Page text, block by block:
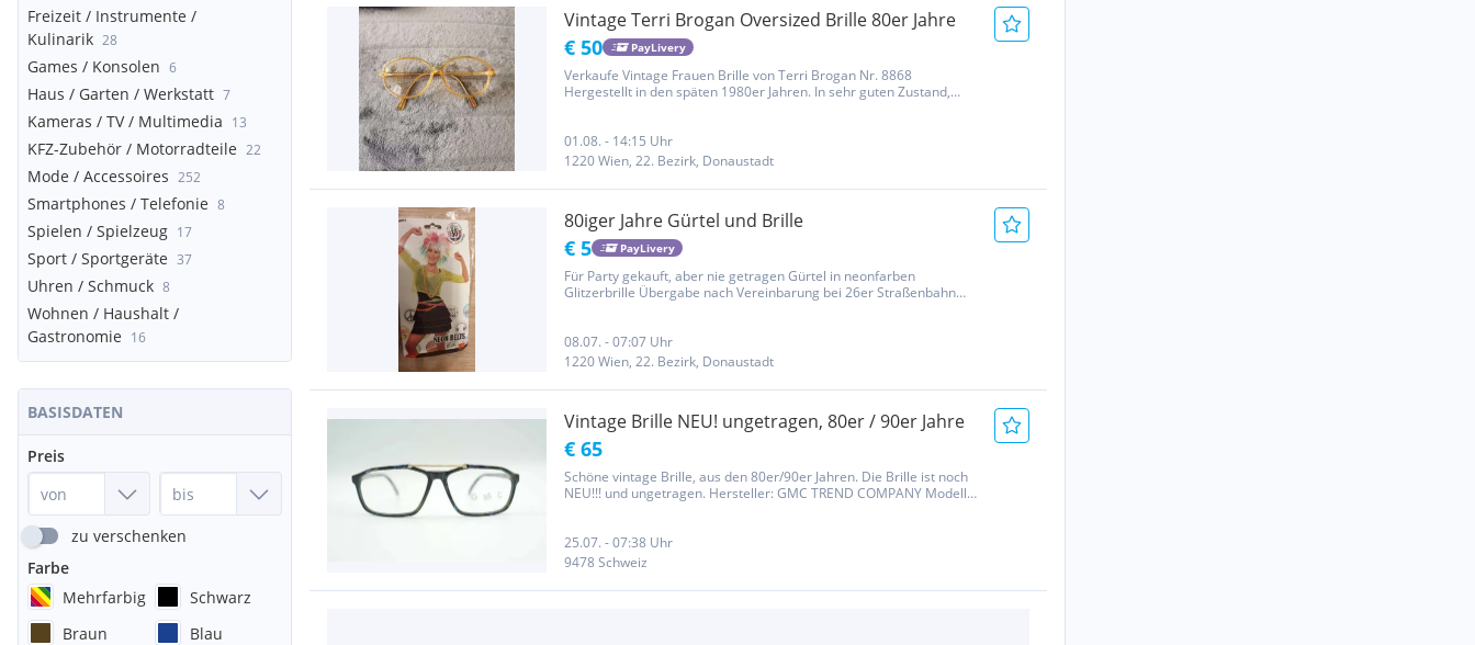
Freizeit / Instrumente /
Kulinarik 28
Games / Konsolen 6
Haus / Garten / Werkstatt 7
Kameras / TV / Multimedia 13
KFZ-Zubehör / Motorradteile 22
Mode / Accessoires 252
Smartphones / Telefonie 8
Spielen / Spielzeug 17
Sport / Sportgeräte 37
Uhren / Schmuck 8
Wohnen / Haushalt /
Gastronomie 16
BASISDATEN
Preis
zu verschenken
Farbe
Mehrfarbig
Schwarz
Braun
Blau
Vintage Terri Brogan Oversized Brille 80er Jahre
€ 50 PayLivery
Verkaufe Vintage Frauen Brille von Terri Brogan Nr. 8868
Hergestellt in den späten 1980er Jahren. In sehr guten Zustand,
01.08. - 14:15 Uhr
1220 Wien, 22. Bezirk, Donaustadt
80iger Jahre Gürtel und Brille
€ 5 PayLivery
Für Party gekauft, aber nie getragen Gürtel in neonfarben
Glitzerbrille Übergabe nach Vereinbarung bei 26er Straßenbahn
08.07. - 07:07 Uhr
1220 Wien, 22. Bezirk, Donaustadt
Vintage Brille NEU! ungetragen, 80er / 90er Jahre
€ 65
Schöne vintage Brille, aus den 80er/90er Jahren. Die Brille ist noch
NEU!!! und ungetragen. Hersteller: GMC TREND COMPANY Modell:
25.07. - 07:38 Uhr
9478 Schweiz